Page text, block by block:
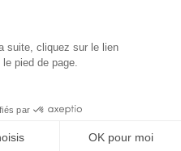
suite, cliquez sur le lien
pied de page.
par
OK pour moi